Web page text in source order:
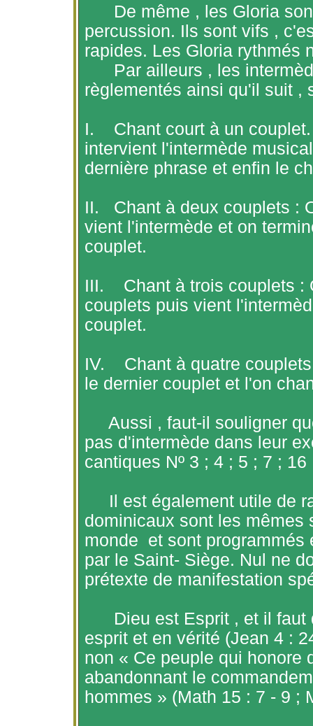
De même , les Gloria
percussion. Ils sont vifs ,
rapides. Les Gloria rythmés
Par ailleurs , les
règlementés ainsi qu'il suit ,
I.
Chant court à un
intervient l'intermède
dernière phrase et enfin le
II.
Chant à deux couplets :
vient l'intermède et on
couplet.
III.
Chant à trois couplets :
couplets puis vient
couplet.
IV.
Chant à quatre
le dernier couplet et l'on
Aussi , faut-il souligner
pas d'intermède dans leur
cantiques Nº 3 ; 4 ; 5 ; 7 ; 16
Il est également utile de
dominicaux sont les mêmes
monde et sont programmés
par le Saint- Siège. Nul ne
prétexte de manifestation
Dieu est Esprit , et il faut
esprit et en vérité (Jean 4 :
non « Ce peuple qui honore
abandonnant le
hommes » (Math 15 : 7 - 9 ;